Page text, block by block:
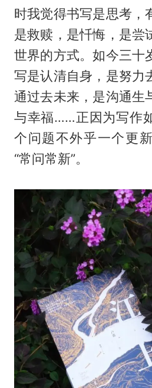
时我觉得书写是思考，
是救赎，是忏悔，是尝
世界的方式。如今三十
写是认清自身，是努力
通过去未来，是沟通生
与幸福……正因为写作
个问题不外乎一个更
“常问常新”。